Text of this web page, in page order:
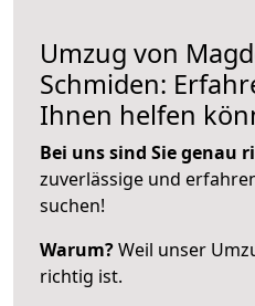
Umzug von
Schmiden:
Ihnen helfen
Bei uns sind Sie genau
zuverlässige und
suchen!
Warum?Weil unser
richtig ist.